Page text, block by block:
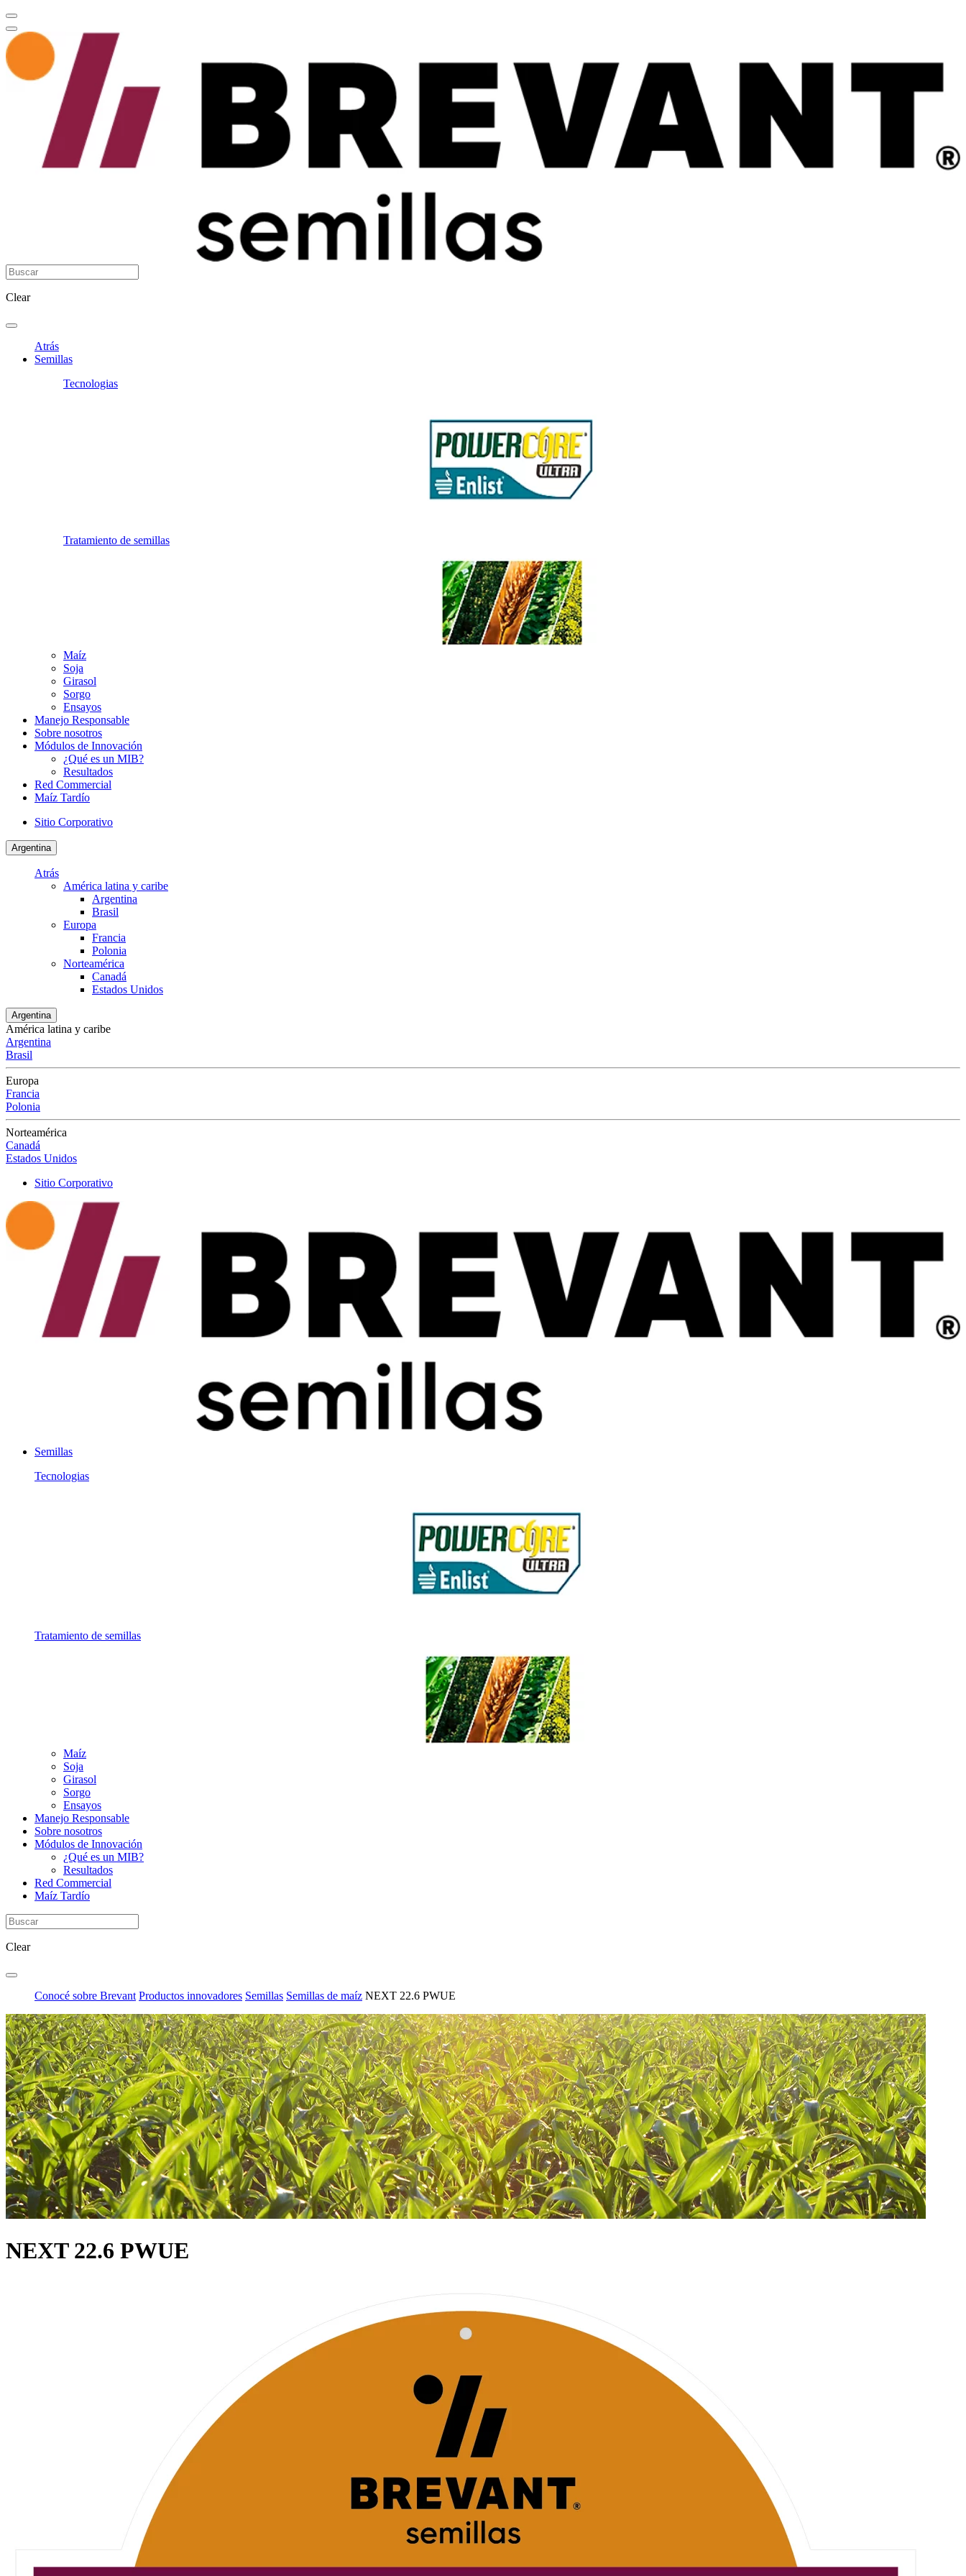
Clear
Atrás
Semillas
Tecnologias
Tratamiento de semillas
Maíz
Soja
Girasol
Sorgo
Ensayos
Manejo Responsable
Sobre nosotros
Módulos de Innovación
¿Qué es un MIB?
Resultados
Red Commercial
Maíz Tardío
Sitio Corporativo
Argentina
Atrás
América latina y caribe
Argentina
Brasil
Europa
Francia
Polonia
Norteamérica
Canadá
Estados Unidos
Argentina
América latina y caribe
Argentina
Brasil
Europa
Francia
Polonia
Norteamérica
Canadá
Estados Unidos
Sitio Corporativo
Semillas
Tecnologias
Tratamiento de semillas
Maíz
Soja
Girasol
Sorgo
Ensayos
Manejo Responsable
Sobre nosotros
Módulos de Innovación
¿Qué es un MIB?
Resultados
Red Commercial
Maíz Tardío
Clear
Conocé sobre Brevant Productos innovadores Semillas Semillas de maíz NEXT 22.6 PWUE
NEXT 22.6 PWUE